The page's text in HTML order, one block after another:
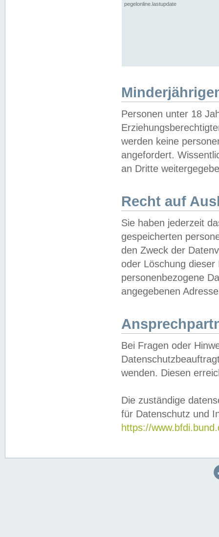
pegelonline.lastupdate
Personen unter 18
werden keine
angefordert.
an Dritte
Recht auf
Sie haben jederzeit
gespeicherten
den Zweck der
oder Löschung
personenbezogene
angegebenen
Bei Fragen oder
wenden. Diesen
Die zuständige
für Datenschutz und
https://